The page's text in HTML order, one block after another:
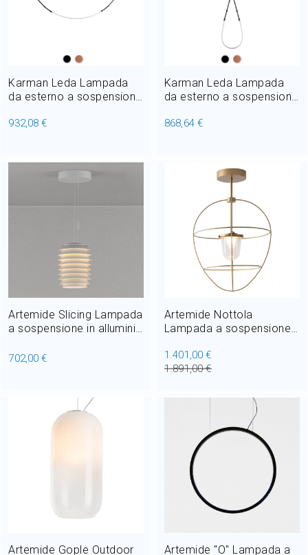
Karman Leda Lampada
da esterno a sospensione
100 cm
932,08 €
Karman Leda Lampada
da esterno a sospensione
2.3 cm
868,64 €
Artemide Slicing Lampada
a sospensione in alluminio
702,00 €
Artemide Nottola
Lampada a sospensione
cm Outdoor
1.401,00 €
1.891,00 €
Artemide Gople Outdoor Artemide "O" Lampada a